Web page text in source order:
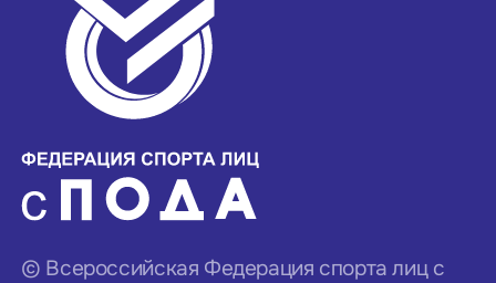
© Всероссийская Федерация спорта лиц с